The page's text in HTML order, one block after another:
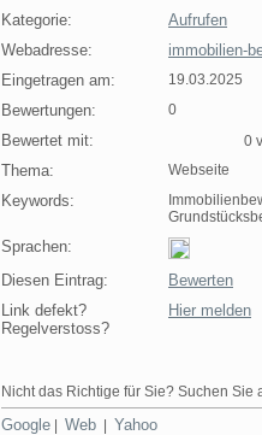
Kategorie:
Aufrufen
Webadresse:
immobilien-
Eingetragen am:
19.03.2025
Bewertungen: 0
Bewertet mit: 0
Thema: Webseite
Keywords:
Sprachen:
Diesen Eintrag:
Bewerten
Link defekt?
Regelverstoss?
Hier melden
Nicht das Richtige für Sie? Suchen Sie
Google Web Yahoo